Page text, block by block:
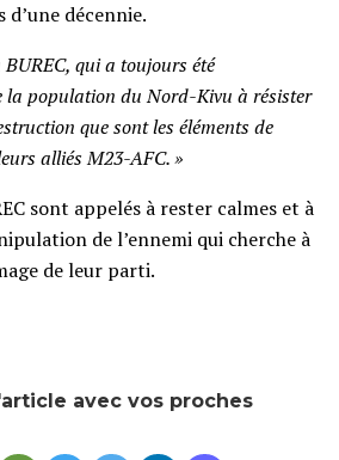
décennie.
qui a toujours été
la population du Nord-Kivu à résister
que sont les éléments de
alliés M23-AFC. »
sont appelés à rester calmes et à
de l’ennemi qui cherche à
de leur parti.
avec vos proches